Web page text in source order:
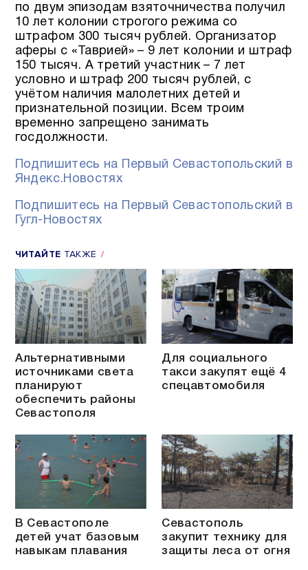
по двум эпизодам взяточничества получил
10 лет колонии строгого режима со
штрафом 300 тысяч рублей. Организатор
аферы с «Таврией» – 9 лет колонии и штраф
150 тысяч. А третий участник – 7 лет
условно и штраф 200 тысяч рублей, с
учётом наличия малолетних детей и
признательной позиции. Всем троим
временно запрещено занимать
госдолжности.
Подпишитесь на Первый Севастопольский в
Яндекс.Новостях
Подпишитесь на Первый Севастопольский в
Гугл-Новостях
ЧИТАЙТЕ ТАКЖЕ
Альтернативными
источниками света
планируют
обеспечить районы
Севастополя
Для социального
такси закупят ещё 4
спецавтомобиля
В Севастополе
детей учат базовым
навыкам плавания
Севастополь
закупит технику для
защиты леса от огня